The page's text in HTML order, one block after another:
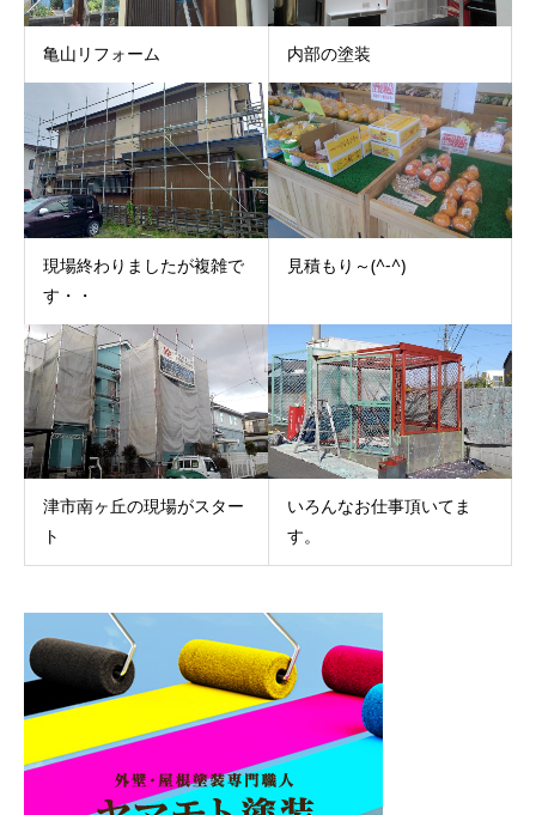
亀山リフォーム 内部の塗装
現場終わりましたが複雑で
す・・
見積もり～(^-^)
津市南ヶ丘の現場がスター
ト
いろんなお仕事頂いてま
す。